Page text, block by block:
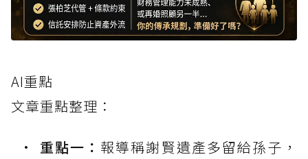
AI重點
文章重點整理：
重點一： 報導稱謝賢遺產多留給孫子，